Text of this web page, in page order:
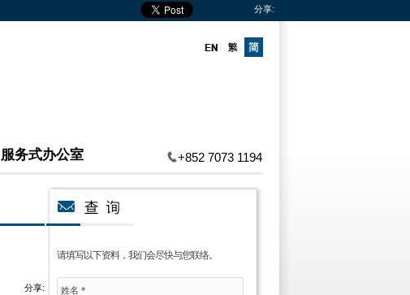
分享:
服务式办公室 +852 7073 1194
请填写以下资料，我们会尽快与您联络。
分享: